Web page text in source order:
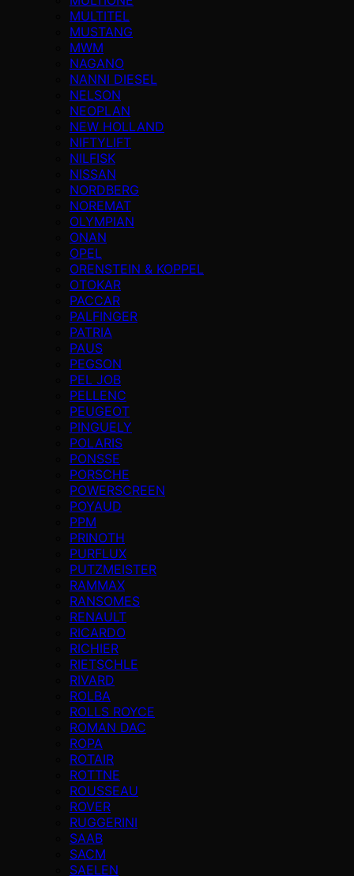
MULTITEL
MUSTANG
MWM
NAGANO
NANNI DIESEL
NELSON
NEOPLAN
NEW HOLLAND
NIFTYLIFT
NILFISK
NISSAN
NORDBERG
NOREMAT
OLYMPIAN
ONAN
OPEL
ORENSTEIN & KOPPEL
OTOKAR
PACCAR
PALFINGER
PATRIA
PAUS
PEGSON
PEL JOB
PELLENC
PEUGEOT
PINGUELY
POLARIS
PONSSE
PORSCHE
POWERSCREEN
POYAUD
PPM
PRINOTH
PURFLUX
PUTZMEISTER
RAMMAX
RANSOMES
RENAULT
RICARDO
RICHIER
RIETSCHLE
RIVARD
ROLBA
ROLLS ROYCE
ROMAN DAC
ROPA
ROTAIR
ROTTNE
ROUSSEAU
ROVER
RUGGERINI
SAAB
SACM
SAELEN